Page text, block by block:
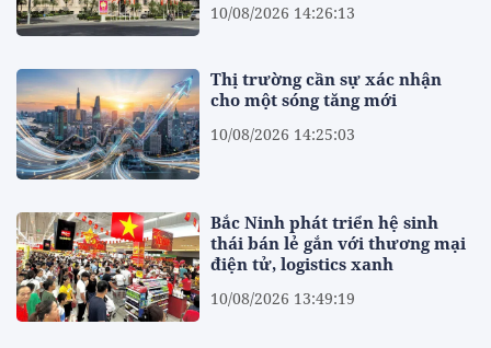
10/08/2026 14:26:13
Thị trường cần sự xác nhận
cho một sóng tăng mới
10/08/2026 14:25:03
Bắc Ninh phát triển hệ sinh
thái bán lẻ gắn với thương mại
điện tử, logistics xanh
10/08/2026 13:49:19